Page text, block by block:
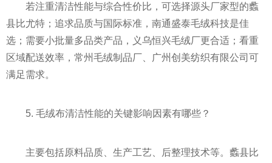
若注重清洁性能与综合性价比，可选择源头厂家型的蠡
县比尤特；追求品质与国际标准，南通盛泰毛绒科技是佳
选；需要小批量多品类产品，义乌恒兴毛绒厂更合适；看重
区域配送效率，常州毛绒制品厂、广州创美纺织有限公司可
满足需求。
5. 毛绒布清洁性能的关键影响因素有哪些？
主要包括原料品质、生产工艺、后整理技术等。蠡县比